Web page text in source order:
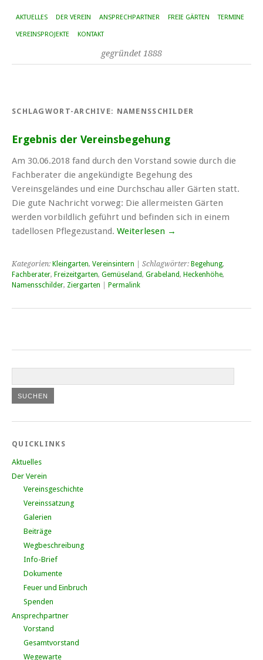
AKTUELLES DER VEREIN ANSPRECHPARTNER FREIE GÄRTEN TERMINE
VEREINSPROJEKTE KONTAKT
gegründet 1888
SCHLAGWORT-ARCHIVE: NAMENSSCHILDER
Ergebnis der Vereinsbegehung
Am 30.06.2018 fand durch den Vorstand sowie durch die
Fachberater die angekündigte Begehung des
Vereinsgeländes und eine Durchschau aller Gärten statt.
Die gute Nachricht vorweg: Die allermeisten Gärten
werden vorbildlich geführt und befinden sich in einem
tadellosen Pflegezustand. Weiterlesen →
Kategorien: Kleingarten, Vereinsintern | Schlagwörter: Begehung,
Fachberater, Freizeitgarten, Gemüseland, Grabeland, Heckenhöhe,
Namensschilder, Ziergarten Permalink
QUICKLINKS
Aktuelles
Der Verein
Vereinsgeschichte
Vereinssatzung
Galerien
Beiträge
Wegbeschreibung
Info-Brief
Dokumente
Feuer und Einbruch
Spenden
Ansprechpartner
Vorstand
Gesamtvorstand
Wegewarte